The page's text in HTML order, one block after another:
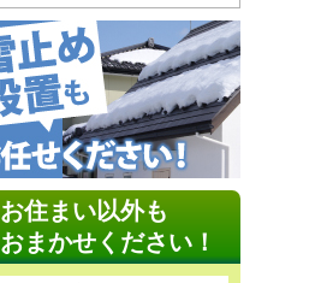
お住まい以外も
おまかせください！